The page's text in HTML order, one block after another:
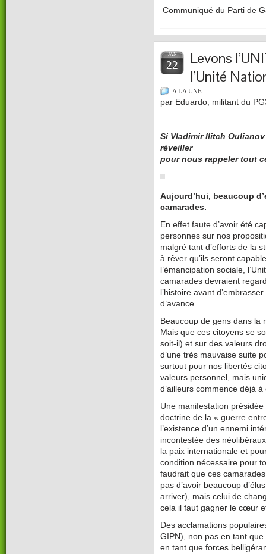
Communiqué du Parti de
JAN
22
Levons
l’Unité
A LA UNE
par Eduardo, militant du
Si Vladimir Ilitch
réveiller
pour nous rappeler tout
Aujourd’hui, beaucoup
camarades.
En effet faute d’avoir été
personnes sur nos
malgré tant d’efforts de la
à rêver qu’ils seront
l’émancipation sociale,
camarades devraient
l’histoire avant
d’avance.
Beaucoup de gens dans
Mais que ces citoyens se
soit-il) et sur des valeurs
d’une très mauvaise suite
surtout pour nos libertés
valeurs personnel, mais
d’ailleurs commence déjà
Une manifestation
doctrine de la « guerre
l’existence d’un ennemi
incontestée des
la paix internationale et
condition nécessaire pour
faudrait que ces
pas d’avoir beaucoup
arriver), mais celui de
cela il faut gagner le cœur
Des acclamations
GIPN), non pas en tant
en tant que forces